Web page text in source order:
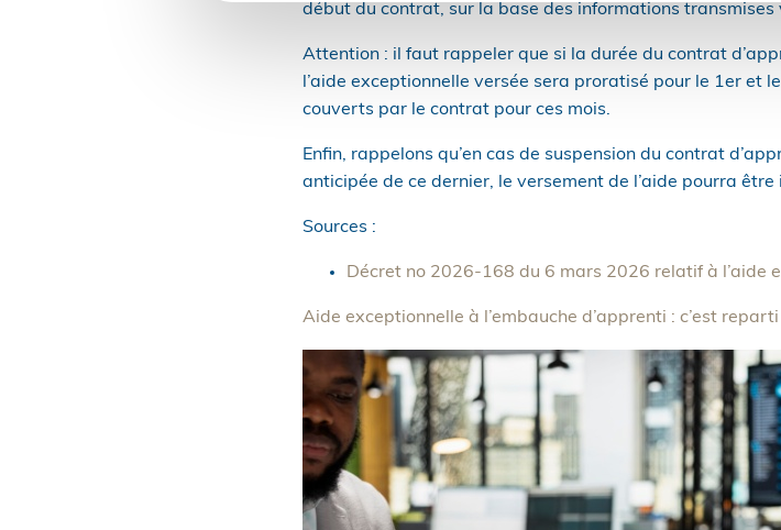
début du contrat, sur la base des informations
Attention : il faut rappeler que si la durée du contrat
l’aide exceptionnelle versée sera proratisé pour le 1er et
couverts par le contrat pour ces mois.
Enfin, rappelons qu’en cas de suspension du contrat
anticipée de ce dernier, le versement de l’aide pourra être
Sources :
Décret no 2026-168 du 6 mars 2026 relatif à l’aide
Aide exceptionnelle à l’embauche d’apprenti : c’est reparti